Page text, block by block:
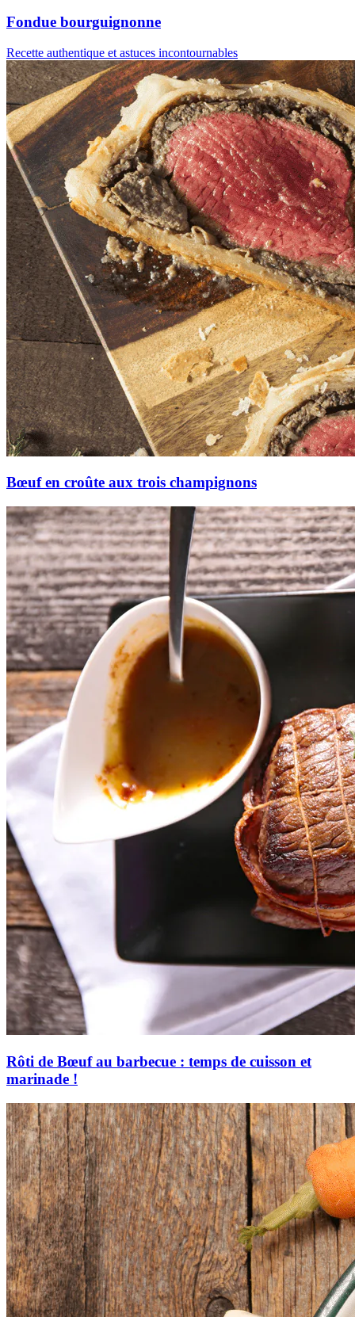
Fondue bourguignonne
Recette authentique et astuces incontournables
Bœuf en croûte aux trois champignons
Rôti de Bœuf au barbecue : temps de cuisson et
marinade !